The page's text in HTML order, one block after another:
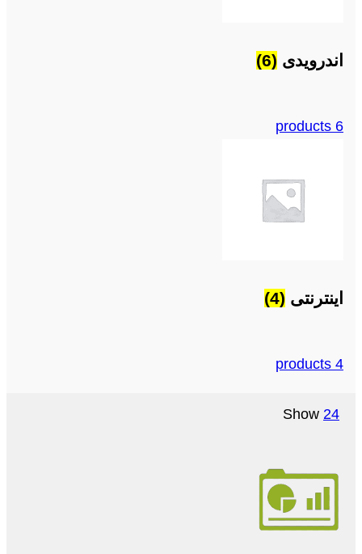
اندرویدی (6)
6 products
اینترنتی (4)
4 products
Show 24